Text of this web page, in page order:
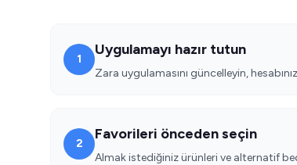
1
Uygulamayı hazır tutun
Zara uygulamasını güncelleyin,
2
Favorileri önceden seçin
Almak istediğiniz ürünleri ve alternatif